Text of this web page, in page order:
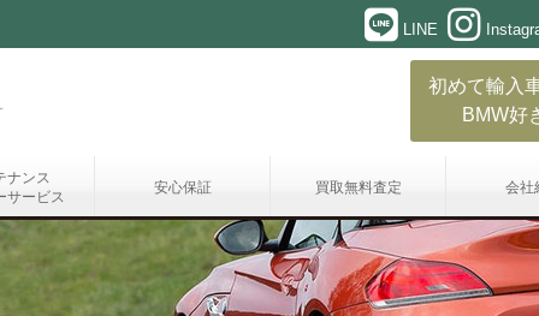
LINE
初めて輸入
BMW好
ナンス
サービス
安心保証 買取無料査定 会社